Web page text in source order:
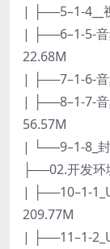
| ├──5–1-4__
| ├──6–1-5-
22.68M
| ├──7–1-6-
| ├──8–1-7-
56.57M
| └──9–1-8_
├──02.开发环
| ├──10–1-
209.77M
| ├──11–1-